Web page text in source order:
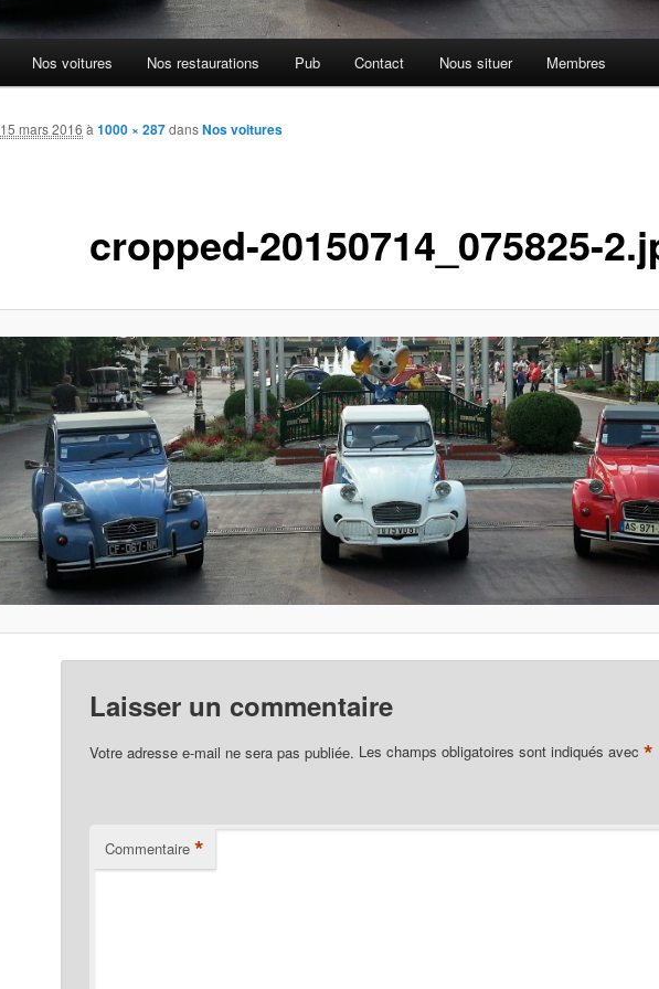
Nos voitures Nos restaurations Pub Contact Nous situer Membres
cropped-20150714_075825-
15 mars 2016 à1000 × 287dansNos voitures
Laisser un commentaire
Votre adresse e-mail ne sera pas publiée. Les champs obligatoires sont indiqués avec *
Commentaire *